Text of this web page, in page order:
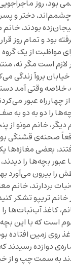
بود، روز
چشمم‌اند، دختر و
بودند، خانم
بود و تمام روز
مواظبت از یک
است مگر نه،
بروآ زندگی
وقتی آمد
چهارراه عبور
را دو به دو به
خانم مونو از
صحنه‌ی قشنگی
بعضی مغازه‌ها
عبور بچه‌ها را
را بیرون می‌آورد
بردارند، خانم
خانم تریپو تشکر
کاغذ آب‌نبات‌ها را
است که با این
زمین افتاده
دوازده رسیدند
به سمت چپ و از